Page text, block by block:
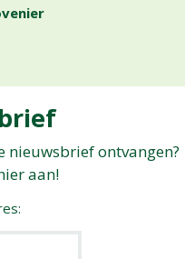
ontvangen?
aan!